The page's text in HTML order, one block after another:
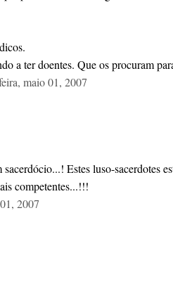
a ter doentes. Que os procuram
maio 01, 2007
Estes luso-sacerdotes
competentes...!!!
2007